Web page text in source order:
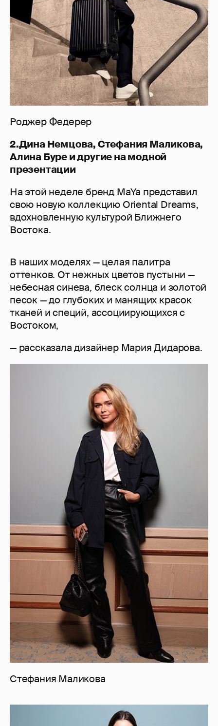
Роджер Федерер
2.Дина Немцова, Стефания Маликова,
Алина Буре и другие на модной
презентации
На этой неделе бренд MaYa представил
свою новую коллекцию Oriental Dreams,
вдохновленную культурой Ближнего
Востока.
В наших моделях — целая палитра
оттенков. От нежных цветов пустыни —
небесная синева, блеск солнца и золотой
песок — до глубоких и манящих красок
тканей и специй, ассоциирующихся с
Востоком,
— рассказала дизайнер Мария Дидарова.
Стефания Маликова